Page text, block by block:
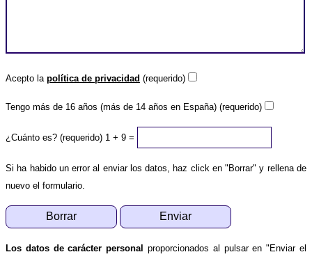
Acepto la política de privacidad (requerido)
Tengo más de 16 años (más de 14 años en España) (requerido)
¿Cuánto es? (requerido) 1 + 9 =
Si ha habido un error al enviar los datos, haz click en "Borrar" y rellena de
nuevo el formulario.
Los datos de carácter personal
proporcionados al pulsar en "Enviar el